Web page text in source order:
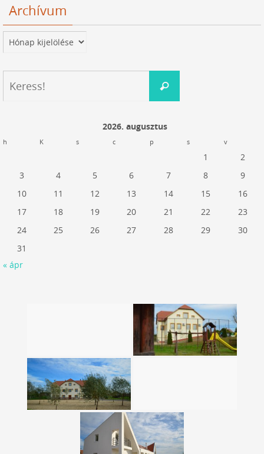
Archívum
Archívum
Keress!
2026. augusztus
h K s c p s v
1
2
3
4 5 6 7 8
9
10
11 12 13 14 15
16
17
18 19 20 21 22
23
24
25 26 27 28 29
30
31
« ápr